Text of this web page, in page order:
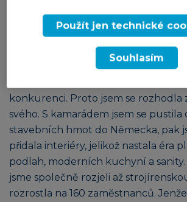
nerozhodl, že chce podnikat.
Z počátku ještě ne. Manžel
konkurenci. Proto jsem se rozhodla
svého. S kamarádem jsem se pustila
stavebních hmot do Německa, pak
přidala interiéry, jelikož nastala éra
podlah, moderních kuchyní a sanity.
jsme společně rozjeli až
rozrostla na 160 zaměstnanců.
Použít jen technické
Souhlasím